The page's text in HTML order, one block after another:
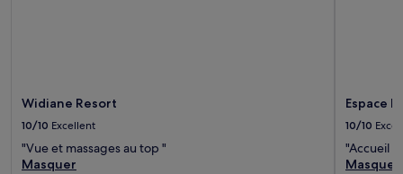
Widiane Resort
10/10 Excellent
"Vue et massages au top "
Masquer
Espace
10/10
"Accueil
Masquer